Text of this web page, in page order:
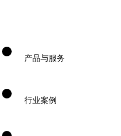
产品与服务
行业案例